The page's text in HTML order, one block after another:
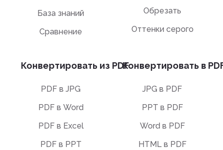
База знаний
Сравнение
Обрезать
Оттенки серого
Конвертировать из PDF
PDF в JPG
PDF в Word
PDF в Excel
PDF в PPT
Конвертировать в
JPG в PDF
PPT в PDF
Word в PDF
HTML в PDF